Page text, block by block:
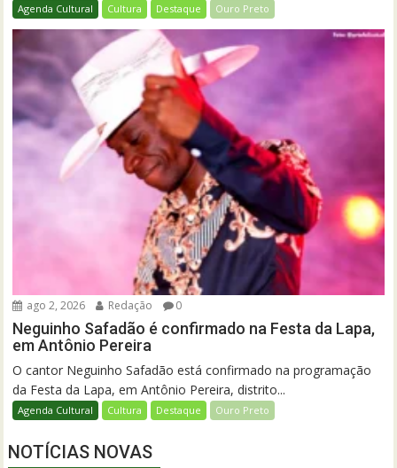
Agenda Cultural Cultura Destaque Ouro Preto
ago 2, 2026 Redação 0
Neguinho Safadão é confirmado na Festa da Lapa,
em Antônio Pereira
O cantor Neguinho Safadão está confirmado na programação
da Festa da Lapa, em Antônio Pereira, distrito...
Agenda Cultural Cultura Destaque Ouro Preto
NOTÍCIAS NOVAS